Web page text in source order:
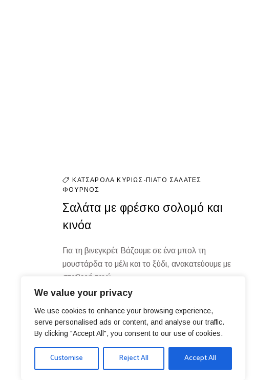
We value your privacy
We use cookies to enhance your browsing experience,
serve personalised ads or content, and analyse our traffic.
By clicking "Accept All", you consent to our use of cookies.
Customise Reject All Accept All
ΚΑΤΣΑΡΌΛΑ ΚΥΡΊΩΣ-ΠΙΆΤΟ ΣΑΛΆΤΕΣ
ΦΟΎΡΝΟΣ
Σαλάτα με φρέσκο σολομό και
κινόα
Για τη βινεγκρέτ Βάζουμε σε ένα μπολ τη
μουστάρδα το μέλι και το ξύδι, ανακατεύουμε με
σταθερή ταχύ